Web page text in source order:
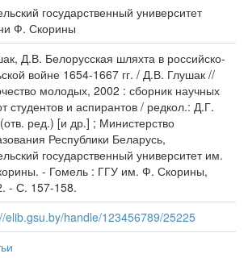
государственный университет
Ф. Скорины
Д.В. Белорусская шляхта в российско-
войне 1654-1667 гг. / Д.В. Глушак //
молодых, 2002 : сборник научных
студентов и аспирантов / редкол.: Д.Г.
ред.) [и др.] ; Министерство
Республики Беларусь,
государственный университет им.
- Гомель : ГГУ им. Ф. Скорины,
- С. 157-158.
elib.gsu.by/handle/123456789/25225